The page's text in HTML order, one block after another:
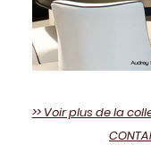
>> Voir plus de la